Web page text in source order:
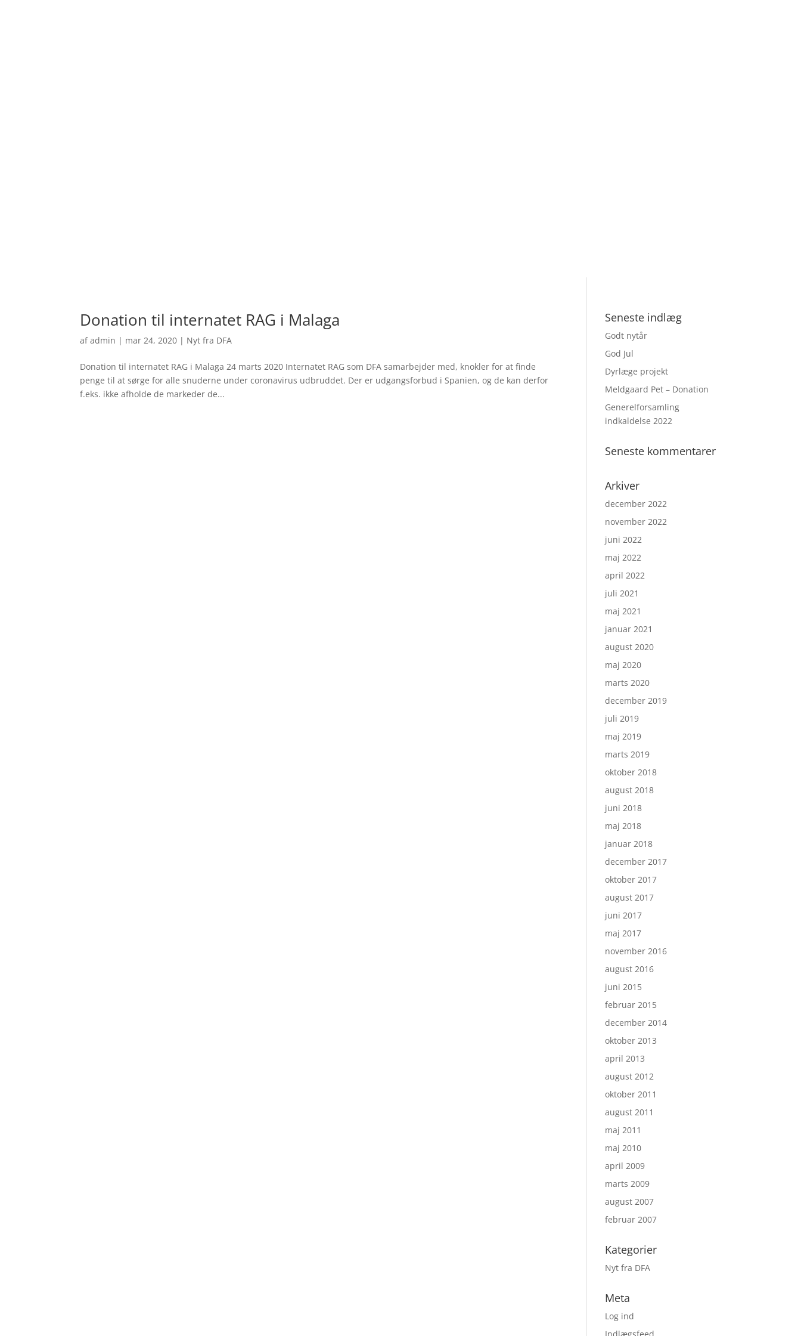
Donation til internatet RAG i Malaga
afadmin | mar 24, 2020 | Nyt fra DFA
Donation til internatet RAG i Malaga 24 marts 2020 Internatet RAG som DFA samarbejder med, knokler for at finde
penge til at sørge for alle snuderne under coronavirus udbruddet. Der er udgangsforbud i Spanien, og de kan derfor
f.eks. ikke afholde de markeder de...
Seneste indlæg
Godt nytår
God Jul
Dyrlæge projekt
Meldgaard Pet – Donation
Generelforsamling
indkaldelse 2022
Seneste kommentarer
Arkiver
december 2022
november 2022
juni 2022
maj 2022
april 2022
juli 2021
maj 2021
januar 2021
august 2020
maj 2020
marts 2020
december 2019
juli 2019
maj 2019
marts 2019
oktober 2018
august 2018
juni 2018
maj 2018
januar 2018
december 2017
oktober 2017
august 2017
juni 2017
maj 2017
november 2016
august 2016
juni 2015
februar 2015
december 2014
oktober 2013
april 2013
august 2012
oktober 2011
august 2011
maj 2011
maj 2010
april 2009
marts 2009
august 2007
februar 2007
Kategorier
Nyt fra DFA
Meta
Log ind